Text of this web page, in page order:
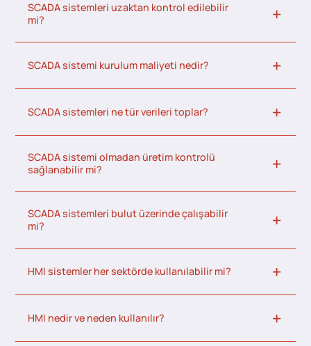
SCADA sistemleri uzaktan kontrol edilebilir
mi?
SCADA sistemi kurulum maliyeti nedir?
SCADA sistemleri ne tür verileri toplar?
SCADA sistemi olmadan üretim kontrolü
sağlanabilir mi?
SCADA sistemleri bulut üzerinde çalışabilir
mi?
HMI sistemler her sektörde kullanılabilir mi?
HMI nedir ve neden kullanılır?